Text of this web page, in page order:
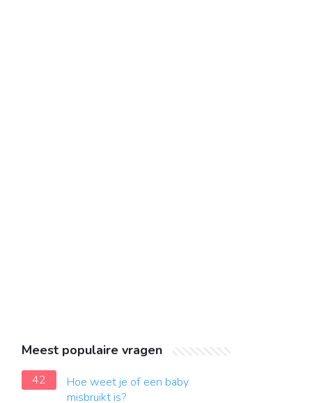
Meest populaire vragen
42
Hoe weet je of een baby
misbruikt is?